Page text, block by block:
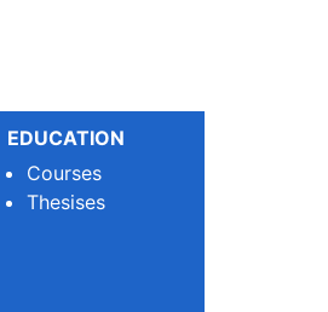
EDUCATION
Courses
Thesises